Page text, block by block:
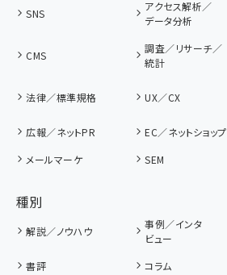
SNS
アクセス解析／
データ分析
CMS
調査／リサーチ／
統計
法律／標準規格 UX／CX
広報／ネットPR
EC／ネットショップ
メールマーケ
SEM
種別
解説／ノウハウ
事例／インタ
ビュー
書評 コラム